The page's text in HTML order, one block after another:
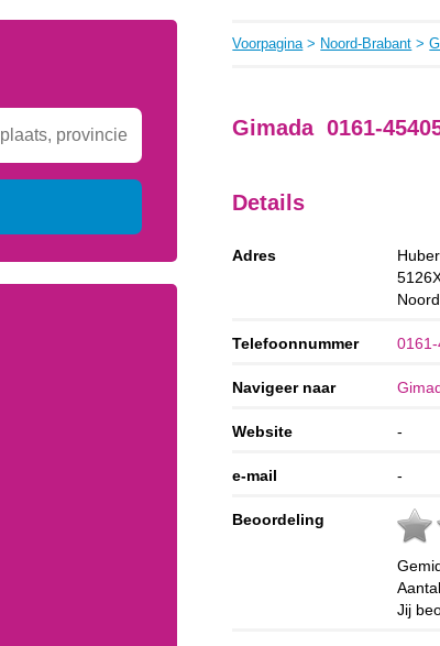
Voorpagina> Noord-Brabant >
Gimada 0161-
Details
Adres
Telefoonnummer
Navigeer naar
Website -
e-mail -
Beoordeling
Jij